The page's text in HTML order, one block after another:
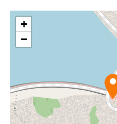
+
−